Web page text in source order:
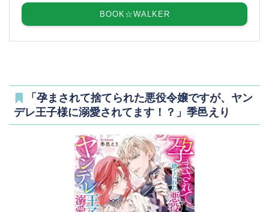
BOOK☆WALKER
「孕まされて捨てられた悪役令嬢ですが、ヤン
デレ王子様に溺愛されてます！？」季邑えり